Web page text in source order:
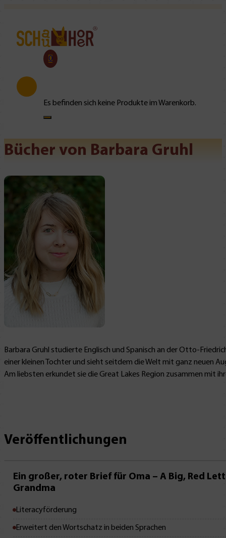
0
Es befinden sich keine Produkte im Warenkorb.
Bücher von Barbara Gruhl
Barbara Gruhl studierte Englisch und Spanisch an der Otto-
einer kleinen Tochter und sieht seitdem die Welt mit ganz neuen
Am liebsten erkundet sie die Great Lakes Region zusammen mit
Veröffentlichungen
Ein großer, roter Brief für Oma – A Big, Red
Grandma
Literacyförderung
Erweitert den Wortschatz in beiden Sprachen